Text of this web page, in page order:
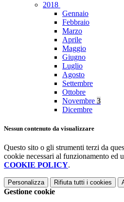
2018
Gennaio
Febbraio
Marzo
Aprile
Maggio
Giugno
Luglio
Agosto
Settembre
Ottobre
Novembre 3
Dicembre
Nessun contenuto da visualizzare
Questo sito o gli strumenti terzi da
cookie necessari al funzionamento ed
COOKIE POLICY.
Personalizza Rifiuta tutti i cookies
Gestione cookie